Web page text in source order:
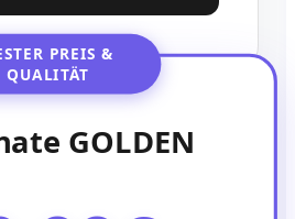
PREIS &
QUALITÄT
GOLDEN